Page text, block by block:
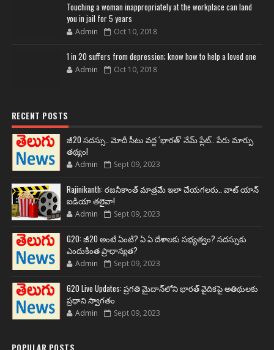
Touching a woman inappropriately at the workplace can land
you in jail for 5 years
Admin Oct 10, 2018
1 in 20 suffers from depression; know how to help a loved one
Admin Oct 10, 2018
RECENT POSTS
జీ20 సదస్సు.. మోదీ సీటు వద్ద ‘భారత్’ నేమ్ ప్లేట్‌.. పేరు మార్పు
తథ్యం!
Admin Sept 09, 2023
Rajinikanth: రజనీకాంత్ మాత్రమే ఇలా చేయగలరు.. వాట్ యాన్
ఐడియా తలైవా!
Admin Sept 09, 2023
G20: జీ20 అంటే ఏంటి? ఏ ఏ దేశాలకు సభ్యత్వం? సదస్సుకు
ఎందుకింత ప్రాధాన్యత?
Admin Sept 09, 2023
G20 Live Updates: ప్రగతి మైదాన్‌లోని భారత్ వైదికపై అతిథులకు
ప్రధాని స్వాగతం
Admin Sept 09, 2023
POPULAR POSTS